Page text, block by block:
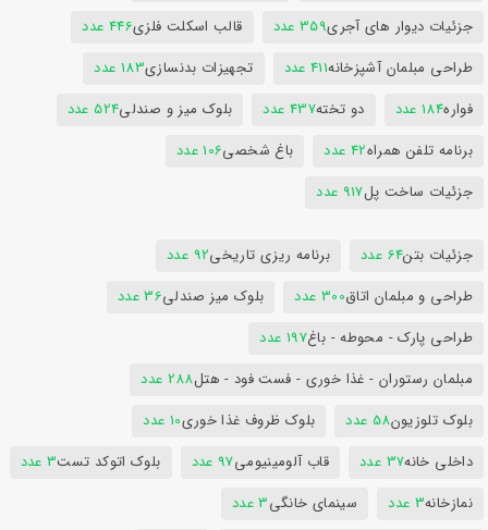
جزئیات دیوار های آجری359 عدد قالب اسکلت فلزی446 عدد
طراحی مبلمان آشپزخانه411 عدد تجهیزات بدنسازی183 عدد
فواره184 عدد دو تخته437 عدد بلوک میز و صندلی524 عدد
برنامه تلفن همراه42 عدد باغ شخصی106 عدد
جزئیات ساخت پل917 عدد
جزئیات بتن64 عدد برنامه ریزی تاریخی92 عدد
طراحی و مبلمان اتاق300 عدد بلوک میز صندلی36 عدد
طراحی پارک - محوطه - باغ197 عدد
مبلمان رستوران - غذا خوری - فست فود - هتل288 عدد
بلوک تلوزیون58 عدد بلوک ظروف غذا خوری10 عدد
داخلی خانه37 عدد قاب آلومینیومی97 عدد بلوک اتوکد تست3 عدد
نمازخانه3 عدد سینمای خانگی3 عدد